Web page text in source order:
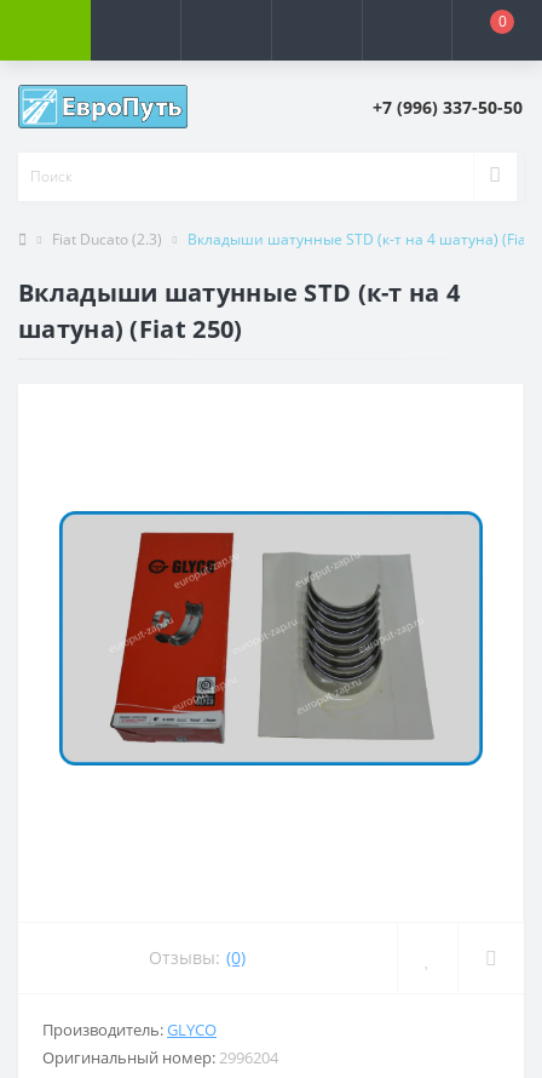
0
+7 (996) 337-50-50
Fiat Ducato (2.3) Вкладыши шатунные STD (к-т на 4 шатуна) (Fiat
Вкладыши шатунные STD (к-т на 4
шатуна) (Fiat 250)
Отзывы: (0)
Производитель:GLYCO
Оригинальный номер:2996204